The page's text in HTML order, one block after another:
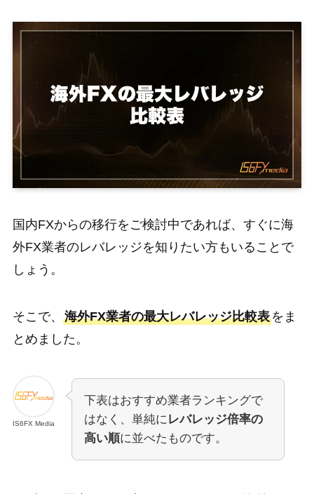
国内FXからの移行をご検討中であれば、すぐに海
外FX業者のレバレッジを知りたい方もいることで
しょう。
そこで、 海外FX業者の最大レバレッジ比較表をま
とめました。
IS6FX Media
下表はおすすめ業者ランキングで
はなく、単純にレバレッジ倍率の
高い順に並べたものです。